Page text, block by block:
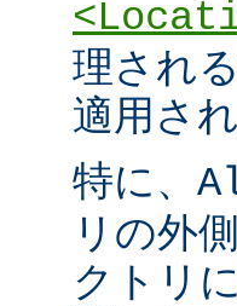
理され
適用さ
特に、
リの外
クトリ